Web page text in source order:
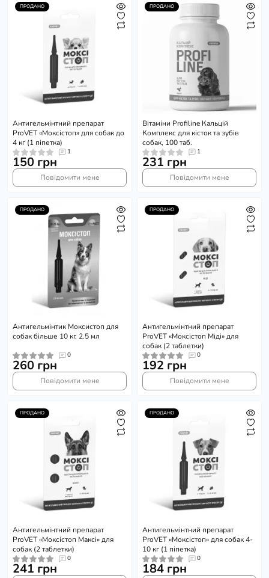
ПРОДАНО
Антигельмінтний препарат
ProVET «Моксістоп» для собак до
4 кг (1 піпетка)
1
150 грн
Повідомити мене
ПРОДАНО
Вітаміни Profiline Кальцій
Комплекс для кісток та зубів
собак, 100 таб.
1
231 грн
Повідомити мене
ПРОДАНО
Антигельмінтик Моксистоп для
собак більше 10 кг, 2.5 мл
0
260 грн
Повідомити мене
ПРОДАНО
Антигельмінтний препарат
ProVET «Моксістоп Міді» для
собак (2 таблетки)
0
192 грн
Повідомити мене
ПРОДАНО
Антигельмінтний препарат
ProVET «Моксістоп Максі» для
собак (2 таблетки)
0
241 грн
ПРОДАНО
Антигельмінтний препарат
ProVET «Моксістоп» для собак 4-
10 кг (1 піпетка)
0
184 грн